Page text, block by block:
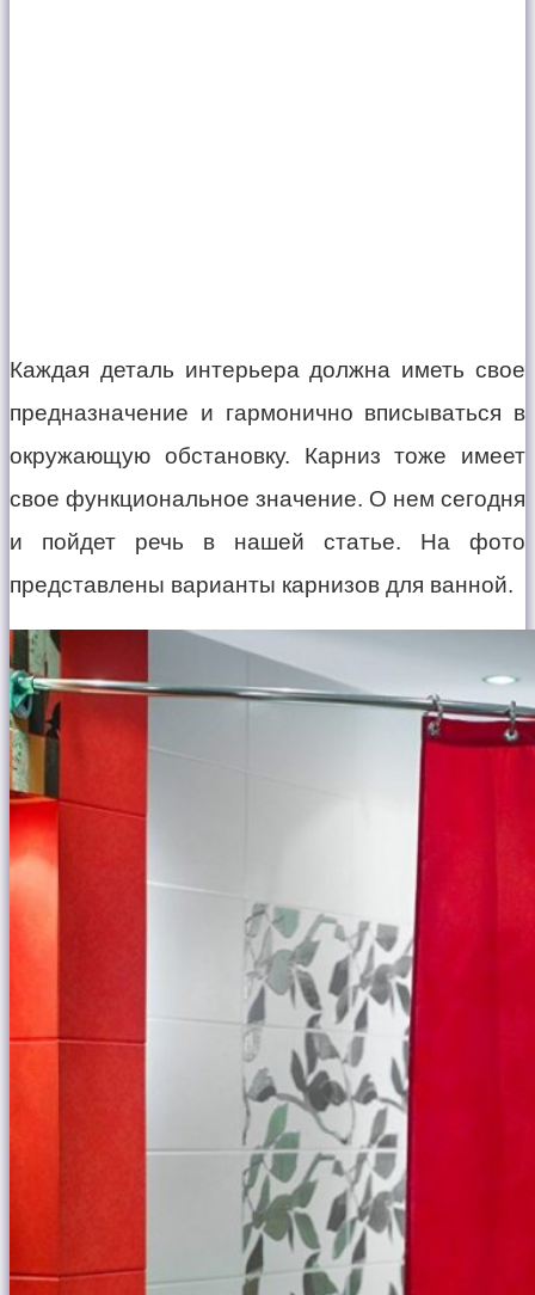
Каждая деталь интерьера должна иметь свое
предназначение и гармонично вписываться в
окружающую обстановку. Карниз тоже имеет
свое функциональное значение. О нем сегодня
и пойдет речь в нашей статье. На фото
представлены варианты карнизов для ванной.